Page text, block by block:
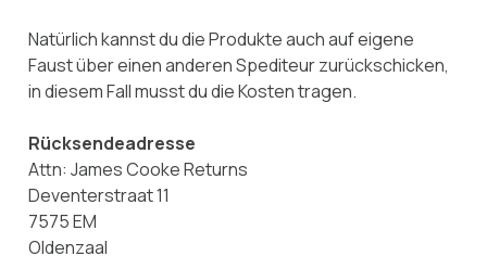
Natürlich kannst du die Produkte auch auf eigene
Faust über einen anderen Spediteur zurückschicken,
in diesem Fall musst du die Kosten tragen.
Rücksendeadresse
Attn: James Cooke Returns
Deventerstraat 11
7575 EM
Oldenzaal